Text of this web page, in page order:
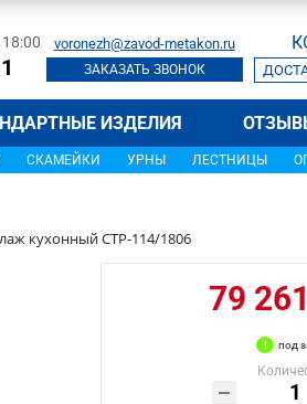
voronezh@zavod-metakon.ru
ЗАКАЗАТЬ ЗВОНОК
ИЗДЕЛИЯ
СКАМЕЙКИ УРНЫ ЛЕСТНИЦЫ
кухонный СТР-114/1806
79
под